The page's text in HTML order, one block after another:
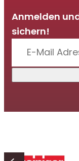
Anmelden
sichern!